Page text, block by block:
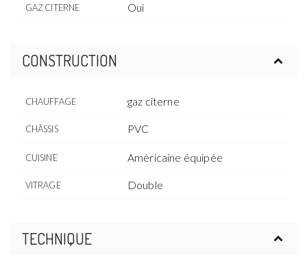
GAZ CITERNE Oui
CONSTRUCTION
CHAUFFAGE gaz citerne
CHÂSSIS PVC
CUISINE Américaine équipée
VITRAGE Double
TECHNIQUE